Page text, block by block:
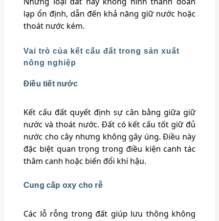
lạp ổn định, dẫn đến khả năng giữ nước hoặc
thoát nước kém.
Vai trò của kết cấu đất trong sản xuất
nông nghiệp
Điều tiết nước
Kết cấu đất quyết định sự cân bằng giữa giữ
nước và thoát nước. Đất có kết cấu tốt giữ đủ
nước cho cây nhưng không gây úng. Điều này
đặc biệt quan trọng trong điều kiện canh tác
thâm canh hoặc biến đổi khí hậu.
Cung cấp oxy cho rễ
Các lỗ rỗng trong đất giúp lưu thông không